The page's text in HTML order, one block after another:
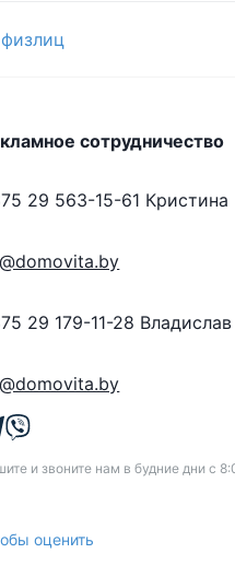
сотрудничество
29 563-15-61 Кристина
29 179-11-28 Владислав
и звоните нам в будние дни с
оценить